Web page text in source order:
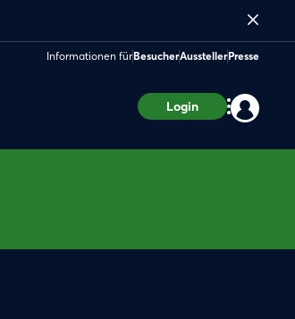
Informationen fürBesucherAusstellerPresse
Login